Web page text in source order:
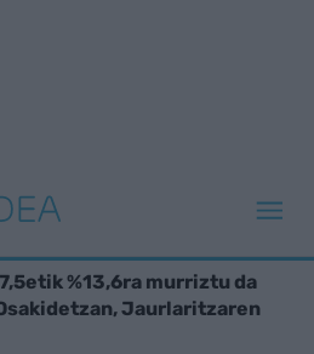
%13,6ra murriztu da
Jaurlaritzaren